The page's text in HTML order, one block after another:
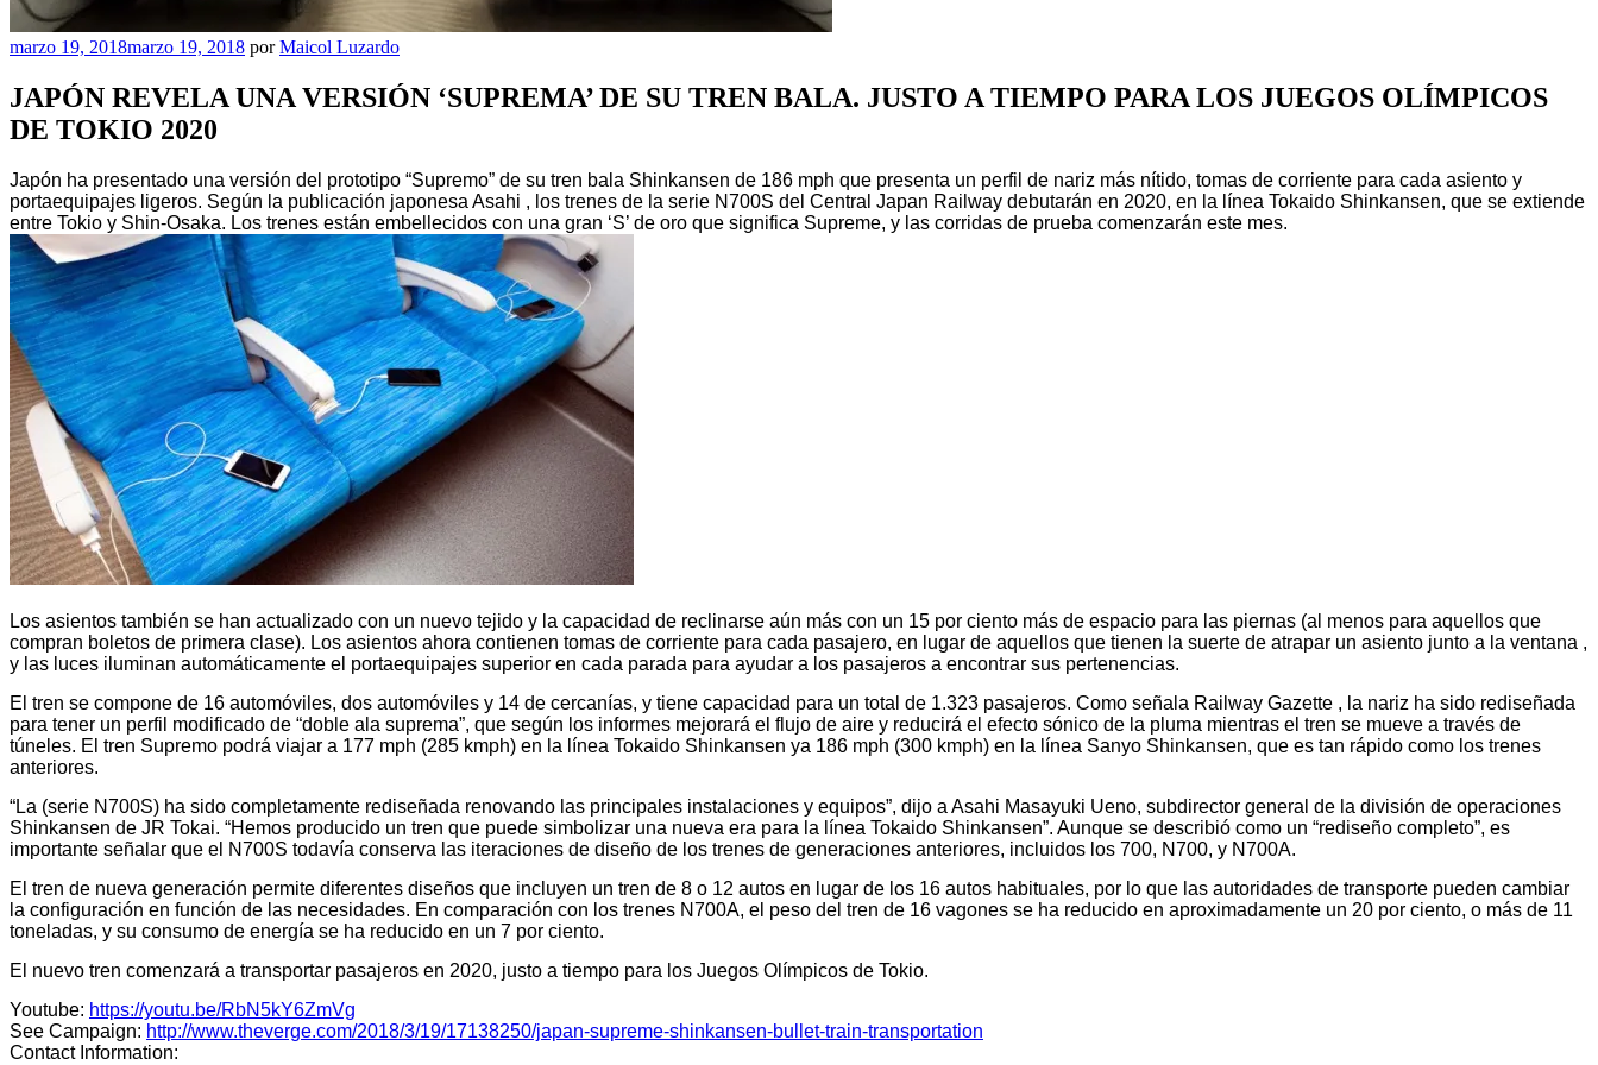
Publicado
marzo 19, 2018marzo 19, 2018 porMaicol Luzardo
JAPÓN REVELA UNA VERSIÓN ‘SUPREMA’ DE SU TREN BALA. JUSTO A TIEMPO PARA LOS JUEGOS OLÍMPICOS
DE TOKIO 2020
Japón ha presentado una versión del prototipo “Supremo” de su tren bala Shinkansen de 186 mph que presenta un perfil de nariz más nítido, tomas de corriente para cada asiento y
portaequipajes ligeros. Según la publicación japonesa Asahi , los trenes de la serie N700S del Central Japan Railway debutarán en 2020, en la línea Tokaido Shinkansen, que se extiende
entre Tokio y Shin-Osaka. Los trenes están embellecidos con una gran ‘S’ de oro que significa Supreme, y las corridas de prueba comenzarán este mes.
Los asientos también se han actualizado con un nuevo tejido y la capacidad de reclinarse aún más con un 15 por ciento más de espacio para las piernas (al menos para aquellos que
compran boletos de primera clase). Los asientos ahora contienen tomas de corriente para cada pasajero, en lugar de aquellos que tienen la suerte de atrapar un asiento junto a la ventana ,
y las luces iluminan automáticamente el portaequipajes superior en cada parada para ayudar a los pasajeros a encontrar sus pertenencias.
El tren se compone de 16 automóviles, dos automóviles y 14 de cercanías, y tiene capacidad para un total de 1.323 pasajeros. Como señala Railway Gazette , la nariz ha sido rediseñada
para tener un perfil modificado de “doble ala suprema”, que según los informes mejorará el flujo de aire y reducirá el efecto sónico de la pluma mientras el tren se mueve a través de
túneles. El tren Supremo podrá viajar a 177 mph (285 kmph) en la línea Tokaido Shinkansen ya 186 mph (300 kmph) en la línea Sanyo Shinkansen, que es tan rápido como los trenes
anteriores.
“La (serie N700S) ha sido completamente rediseñada renovando las principales instalaciones y equipos”, dijo a Asahi Masayuki Ueno, subdirector general de la división de operaciones
Shinkansen de JR Tokai. “Hemos producido un tren que puede simbolizar una nueva era para la línea Tokaido Shinkansen”. Aunque se describió como un “rediseño completo”, es
importante señalar que el N700S todavía conserva las iteraciones de diseño de los trenes de generaciones anteriores, incluidos los 700, N700, y N700A.
El tren de nueva generación permite diferentes diseños que incluyen un tren de 8 o 12 autos en lugar de los 16 autos habituales, por lo que las autoridades de transporte pueden cambiar
la configuración en función de las necesidades. En comparación con los trenes N700A, el peso del tren de 16 vagones se ha reducido en aproximadamente un 20 por ciento, o más de 11
toneladas, y su consumo de energía se ha reducido en un 7 por ciento.
El nuevo tren comenzará a transportar pasajeros en 2020, justo a tiempo para los Juegos Olímpicos de Tokio.
Youtube: https://youtu.be/RbN5kY6ZmVg
See Campaign: http://www.theverge.com/2018/3/19/17138250/japan-supreme-shinkansen-bullet-train-transportation
Contact Information: